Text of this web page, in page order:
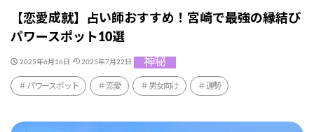
【恋愛成就】占い師おすすめ！宮崎で最強の縁結び
パワースポット10選
2025年6月16日 2025年7月22日 神秘
パワースポット 恋愛 男女向け 運勢